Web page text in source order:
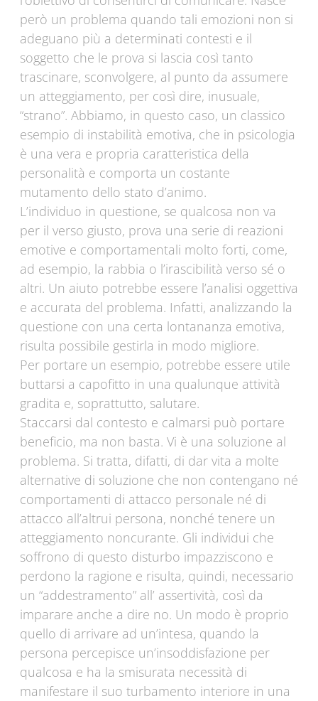
però un problema quando tali emozioni non si
adeguano più a determinati contesti e il
soggetto che le prova si lascia così tanto
trascinare, sconvolgere, al punto da assumere
un atteggiamento, per così dire, inusuale,
“strano”. Abbiamo, in questo caso, un classico
esempio di instabilità emotiva, che in psicologia
è una vera e propria caratteristica della
personalità e comporta un costante
mutamento dello stato d’animo.
L’individuo in questione, se qualcosa non va
per il verso giusto, prova una serie di reazioni
emotive e comportamentali molto forti, come,
ad esempio, la rabbia o l’irascibilità verso sé o
altri. Un aiuto potrebbe essere l’analisi oggettiva
e accurata del problema. Infatti, analizzando la
questione con una certa lontananza emotiva,
risulta possibile gestirla in modo migliore.
Per portare un esempio, potrebbe essere utile
buttarsi a capofitto in una qualunque attività
gradita e, soprattutto, salutare.
Staccarsi dal contesto e calmarsi può portare
beneficio, ma non basta. Vi è una soluzione al
problema. Si tratta, difatti, di dar vita a molte
alternative di soluzione che non contengano né
comportamenti di attacco personale né di
attacco all’altrui persona, nonché tenere un
atteggiamento noncurante. Gli individui che
soffrono di questo disturbo impazziscono e
perdono la ragione e risulta, quindi, necessario
un “addestramento” all’ assertività, così da
imparare anche a dire no. Un modo è proprio
quello di arrivare ad un’intesa, quando la
persona percepisce un’insoddisfazione per
qualcosa e ha la smisurata necessità di
manifestare il suo turbamento interiore in una